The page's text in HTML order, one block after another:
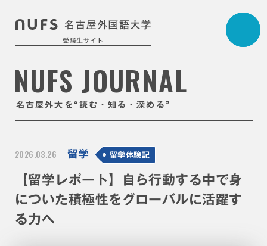
名古屋外大を “ 読む・知る・深める ”
NUFS JOURNAL
2026.03.26 留学 留学体験記
【留学レポート】自ら行動する中で身
についた積極性をグローバルに活躍す
る力へ